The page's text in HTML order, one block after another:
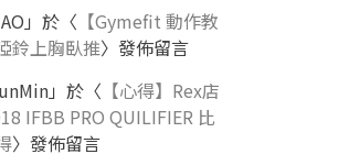
」於〈 【Gymefit 動作教
鈴上胸臥推〉發佈留言
」於〈 【心得】Rex店
IFBB PRO QUILIFIER 比
〉發佈留言